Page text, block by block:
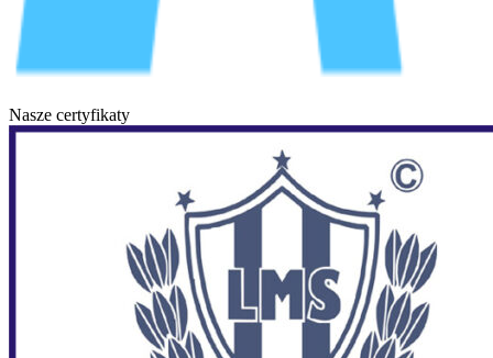
Nasze certyfikaty